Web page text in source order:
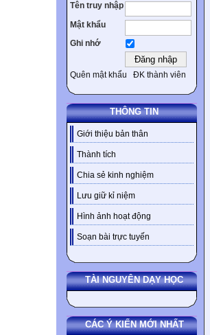
Tên truy nhập
Mật khẩu
Ghi nhớ
Quên mật khẩu ĐK thành viên
THÔNG TIN
Giới thiệu bản thân
Thành tích
Chia sẻ kinh nghiệm
Lưu giữ kỉ niệm
Hình ảnh hoạt động
Soạn bài trực tuyến
TÀI NGUYÊN DẠY HỌC
CÁC Ý KIẾN MỚI NHẤT